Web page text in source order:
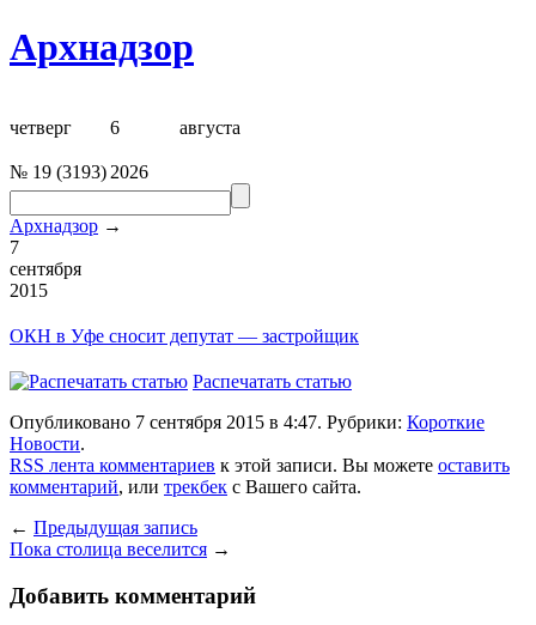
Архнадзор
четверг 6 августа
№ 19 (3193) 2026
Архнадзор →
7
сентября
2015
ОКН в Уфе сносит депутат — застройщик
Распечатать статью
Опубликовано 7 сентября 2015 в 4:47. Рубрики: Короткие
Новости.
RSS лента комментариев к этой записи. Вы можете оставить
комментарий, или трекбек с Вашего сайта.
← Предыдущая запись
Пока столица веселится →
Добавить комментарий